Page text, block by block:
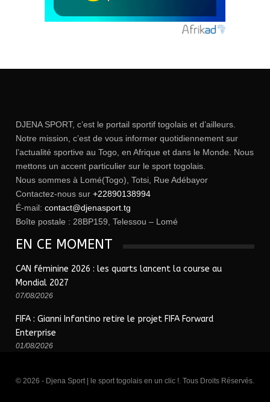
DJENA SPORT, c’est le portail sportif togolais et d’ailleurs.
Notre mission, c’est de vous informer quotidiennement sur
l’actualité sportive au Togo, en Afrique et dans le Monde. Nous
mettons un accent particulier sur le sport togolais.
Nous sommes à Lomé(Togo), Totsi, Rue Adébayor
Contactez-nous sur +22890138994
É-mail: contact@djenasport.tg
Boîte postale : 28BP159, Telessou – Lomé
EN CE MOMENT
CAN féminine 2026 : les quarts lancent la course au
Mondial 2027
07/08/2026
FIFA : Gianni Infantino retire le projet FIFA Forward
Enterprise
01/08/2026
© 2026 - Djena Sport | le sport togolais en un clic !. Tous Droits Réservés.